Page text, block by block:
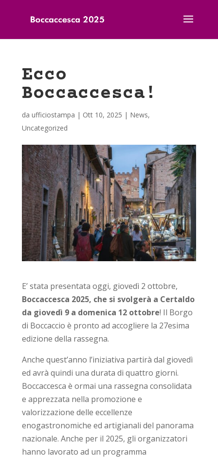
Ecco
Boccaccesca!
da ufficiostampa | Ott 10, 2025 | News,
Uncategorized
E’ stata presentata oggi, giovedì 2 ottobre,
Boccaccesca 2025, che si svolgerà a Certaldo
da giovedì 9 a domenica 12 ottobre! Il Borgo
di Boccaccio è pronto ad accogliere la 27esima
edizione della rassegna.
Anche quest’anno l’iniziativa partirà dal giovedì
ed avrà quindi una durata di quattro giorni.
Boccaccesca è ormai una rassegna consolidata
e apprezzata nella promozione e
valorizzazione delle eccellenze
enogastronomiche ed artigianali del panorama
nazionale. Anche per il 2025, gli organizzatori
hanno lavorato ad un programma